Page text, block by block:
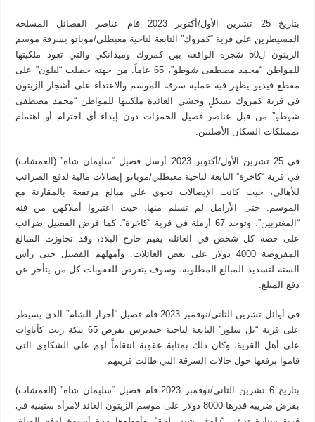
بتاريخ 25 تشرين الأول/أكتوبر 2023 قام عناصر الفصائل المسلحة
المسيطرين على قرية “كمروك” التابعة لناحية معبطلي/موباتو بسرقة موسم
الزيتون ل50 شجرة الواقعة بين كمروك وميدانكي والتي تعود ملكيتها
للمواطن “محمد مصطفى شوطو”، 65 عاماً. من جهته حصلت “ليلون” على
مقطع فيديو يظهر فيه عملية سرقة الموسم والاعتداء على أشجار الزيتون
في قرية كمروك بشكلٍ وحشي العائدة ملكيتها للمواطن “محمد مصطفى
شوطو” من قبل عناصر فصيل الحمزات دون إبداء أي احترام أو اهتمام
بممتلكات السكان الأصليين.
في 25 تشرين الأول/أكتوبر 2023 أرسل فصيل “سليمان شاه” (العمشات)
في قرية “كاخرة” التابعة لناحية معبطلي/موباتو إيصالات مالية لدفع الضرائب
للأهالي، حيث كانت الإيصالات تحوي على مبالغ مرتفعة بالمقارنة مع
الموسم. حتى الأرامل لم تسلم منها، حيث اعتبروا أملاكهن من فئة
“المغتربين”، وتوجد 67 أرملة في قرية “كاخرة”. كما فرض الفصيل ضرائب
على حصة كل شخص في العائلة يقيم خارج البلاد، وقد تجاوزت المبالغ
المفروضة 4000 دولار على بعض العائلات. وأمهلهم الفصيل حتى رأس
السنة لتسديد المبالغ المطلوبة، وسوف يتعرض للعقوبات كل من يتأخر عن
دفع المبلغ.
في أوائل تشرين الثاني/نوفمبر 2023 قام فصيل “أحرار الشام” الذي يسيطر
على قرية “تل سلور” التابعة لناحية جنديرس بفرض 65 تنكة زيت كأتاوات
على أهل القرية، وكان ذلك بمثابة عقوبة انتقاماً لهم على الشكاوي التي
قاموا برفعها حول حالات السرقة التي طالت قريتهم.
بتاريخ 6 تشرين الثاني/نوفمبر 2023 قام فصيل “سليمان شاه” (العمشات)
بفرض ضريبة قدرها 8000 دولار على موسم الزيتون العائد لامرأة ستينية في